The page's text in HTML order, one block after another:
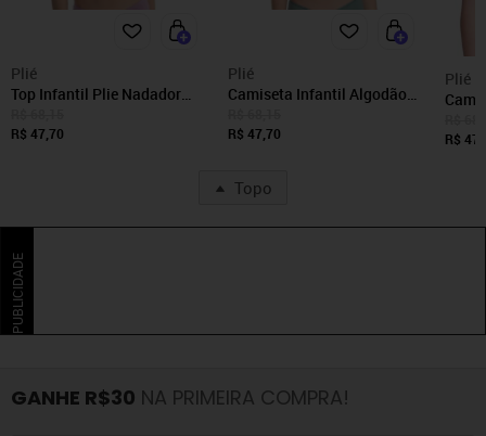
Plié
Top Infantil Plie Nadador
Marshmallow Incolor
R$ 47,70
Plié
Camiseta Infantil Algodão
R$ 47,70
Plié
R$
Topo
PUBLICIDADE
GANHE R$30 NA PRIMEIRA COMPRA!